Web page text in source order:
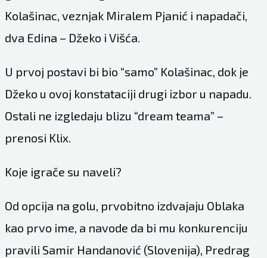
Kolašinac, veznjak Miralem Pjanić i napadači,
dva Edina – Džeko i Višća.
U prvoj postavi bi bio “samo” Kolašinac, dok je
Džeko u ovoj konstataciji drugi izbor u napadu.
Ostali ne izgledaju blizu “dream teama” –
prenosi Klix.
Koje igrače su naveli?
Od opcija na golu, prvobitno izdvajaju Oblaka
kao prvo ime, a navode da bi mu konkurenciju
pravili Samir Handanović (Slovenija), Predrag